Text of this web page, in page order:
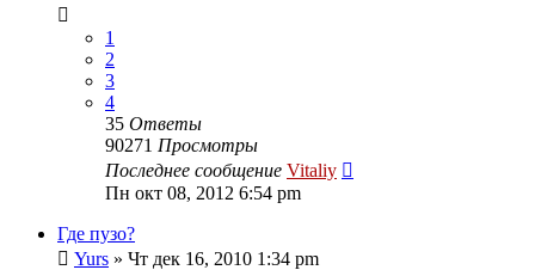
1
2
3
4
35 Ответы
90271 Просмотры
Последнее сообщение Vitaliy
Пн окт 08, 2012 6:54 pm
Где пузо?
Yurs » Чт дек 16, 2010 1:34 pm